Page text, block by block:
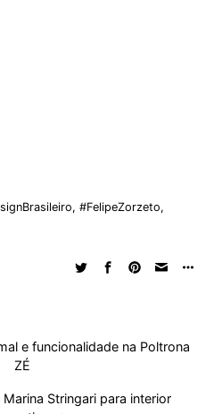
,#FelipeZorzeto,
e funcionalidade na Poltrona
ZÉ
Stringari para interior